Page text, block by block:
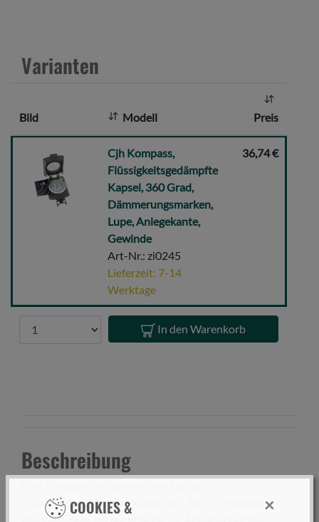
COOKIES &
×
a
:
Varianten
Bild Modell Preis
Kompass,
Flüssigkeitsgedämpfte
Kapsel,
Dämmerungsmarken,
Gewinde
Cjh Kompass,
Flüssigkeitsgedämpfte
Kapsel, 360 Grad,
Dämmerungsmarken,
Lupe, Anlegekante,
Gewinde
Art-Nr.: zi0245
Lieferzeit: 7-14
Werktage
36,74 €
In den Warenkorb
Beschreibung
flüssigkeitsgedämpfte Kapsel mit 360° Einteilung,
Markierungen in Leuchtfarbe zur Ablesbarkeit bei